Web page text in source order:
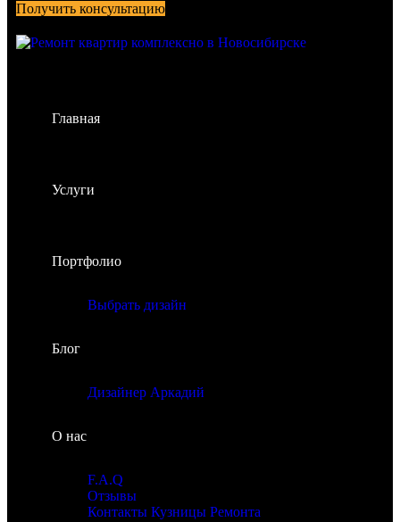
Получить консультацию
Главная
Услуги
Портфолио
Выбрать дизайн
Блог
Дизайнер Аркадий
О нас
F.A.Q
Отзывы
Контакты Кузницы Ремонта